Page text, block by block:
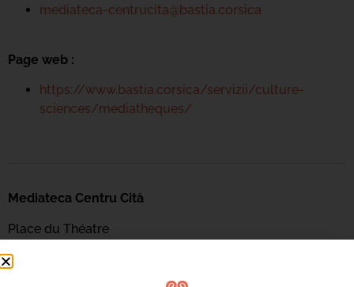
mediateca-centrucita@bastia.corsica
Page web :
https://www.bastia.corsica/servizii/culture-
sciences/mediatheques/
Mediateca Centru Cità
Place du Théatre
20200 Bastia